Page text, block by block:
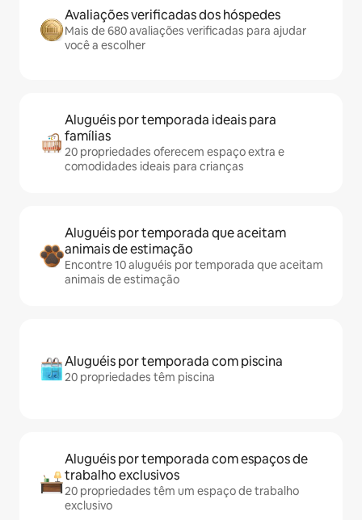
Avaliações verificadas dos hóspedes
Mais de 680 avaliações verificadas para ajudar
você a escolher
Aluguéis por temporada ideais para
famílias
20 propriedades oferecem espaço extra e
comodidades ideais para crianças
Aluguéis por temporada que aceitam
animais de estimação
Encontre 10 aluguéis por temporada que aceitam
animais de estimação
Aluguéis por temporada com piscina
20 propriedades têm piscina
Aluguéis por temporada com espaços de
trabalho exclusivos
20 propriedades têm um espaço de trabalho
exclusivo